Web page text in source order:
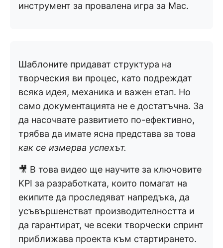
инструмент за провалена игра за Mac.
Шаблоните придават структура на
творческия ви процес, като подреждат
всяка идея, механика и важен етап. Но
само документацията не е достатъчна. За
да насочвате развитието по-ефективно,
трябва да имате ясна представа за това
как се измерва успехът.
🎥 В това видео ще научите за ключовите
KPI за разработката, които помагат на
екипите да проследяват напредъка, да
усъвършенстват производителността и
да гарантират, че всеки творчески спринт
приближава проекта към стартирането.